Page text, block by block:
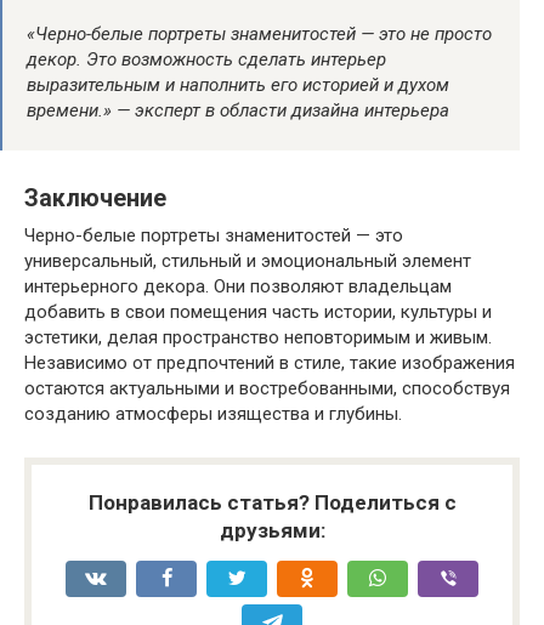
«Черно-белые портреты знаменитостей — это не просто
декор. Это возможность сделать интерьер
выразительным и наполнить его историей и духом
времени.» — эксперт в области дизайна интерьера
Заключение
Черно-белые портреты знаменитостей — это
универсальный, стильный и эмоциональный элемент
интерьерного декора. Они позволяют владельцам
добавить в свои помещения часть истории, культуры и
эстетики, делая пространство неповторимым и живым.
Независимо от предпочтений в стиле, такие изображения
остаются актуальными и востребованными, способствуя
созданию атмосферы изящества и глубины.
Понравилась статья? Поделиться с
друзьями: